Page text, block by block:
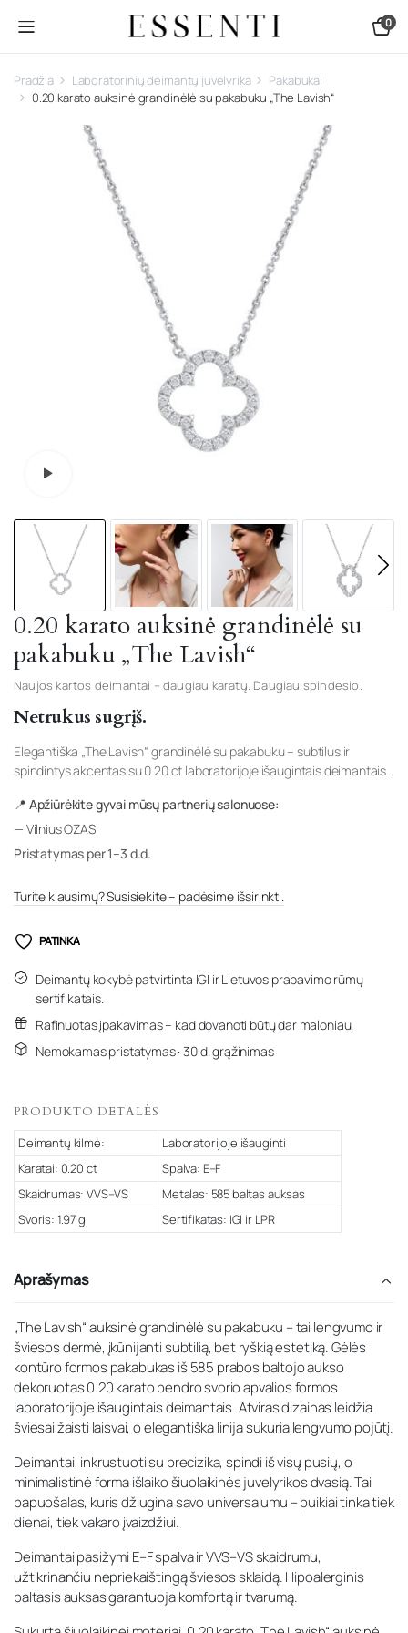
0
Pradžia Laboratorinių deimantų juvelyrika
Pakabukai
0.20 karato auksinė grandinėlė su pakabuku „The Lavish“
0.20 karato auksinė grandinėlė su
pakabuku „The Lavish“
Naujos kartos deimantai – daugiau karatų. Daugiau spindesio.
Netrukus sugrįš.
Elegantiška „The Lavish“ grandinėlė su pakabuku – subtilus ir
spindintys akcentas su 0.20 ct laboratorijoje išaugintais deimantais.
📍 Apžiūrėkite gyvai mūsų partnerių salonuose:
— Vilnius OZAS
Pristatymas per 1–3 d.d.
Turite klausimų? Susisiekite – padėsime išsirinkti.
PATINKA
Deimantų kokybė patvirtinta IGI ir Lietuvos prabavimo rūmų
sertifikatais.
Rafinuotas įpakavimas – kad dovanoti būtų dar maloniau.
Nemokamas pristatymas · 30 d. grąžinimas
PRODUKTO DETALĖS
Deimantų kilmė:
Laboratorijoje išauginti
Karatai: 0.20 ct
Spalva: E–F
Skaidrumas: VVS–VS
Metalas: 585 baltas auksas
Svoris: 1.97 g
Sertifikatas: IGI ir LPR
Aprašymas
„The Lavish“ auksinė grandinėlė su pakabuku – tai lengvumo ir
šviesos dermė, įkūnijanti subtilią, bet ryškią estetiką. Gėlės
kontūro formos pakabukas iš 585 prabos baltojo aukso
dekoruotas 0.20 karato bendro svorio apvalios formos
laboratorijoje išaugintais deimantais. Atviras dizainas leidžia
šviesai žaisti laisvai, o elegantiška linija sukuria lengvumo pojūtį.
Deimantai, inkrustuoti su precizika, spindi iš visų pusių, o
minimalistinė forma išlaiko šiuolaikinės juvelyrikos dvasią. Tai
papuošalas, kuris džiugina savo universalumu – puikiai tinka tiek
dienai, tiek vakaro įvaizdžiui.
Deimantai pasižymi E–F spalva ir VVS–VS skaidrumu,
užtikrinančiu nepriekaištingą šviesos sklaidą. Hipoalerginis
baltasis auksas garantuoja komfortą ir tvarumą.